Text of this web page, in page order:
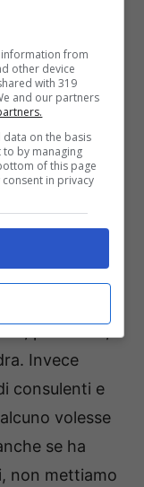
dovevano
pare che ci
la seconda.”
Saranno
persona
scritto
“Sono
Invece
consulenti e
volesse
se ha
non mettiamo
from
other device
with 319
and our partners
on the basis
to by managing
of this page
in privacy